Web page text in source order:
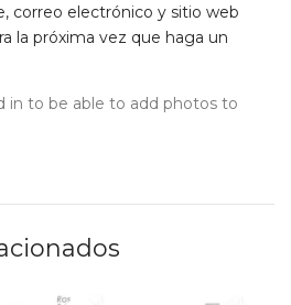
correo electrónico y sitio web
la próxima vez que haga un
in to be able to add photos to